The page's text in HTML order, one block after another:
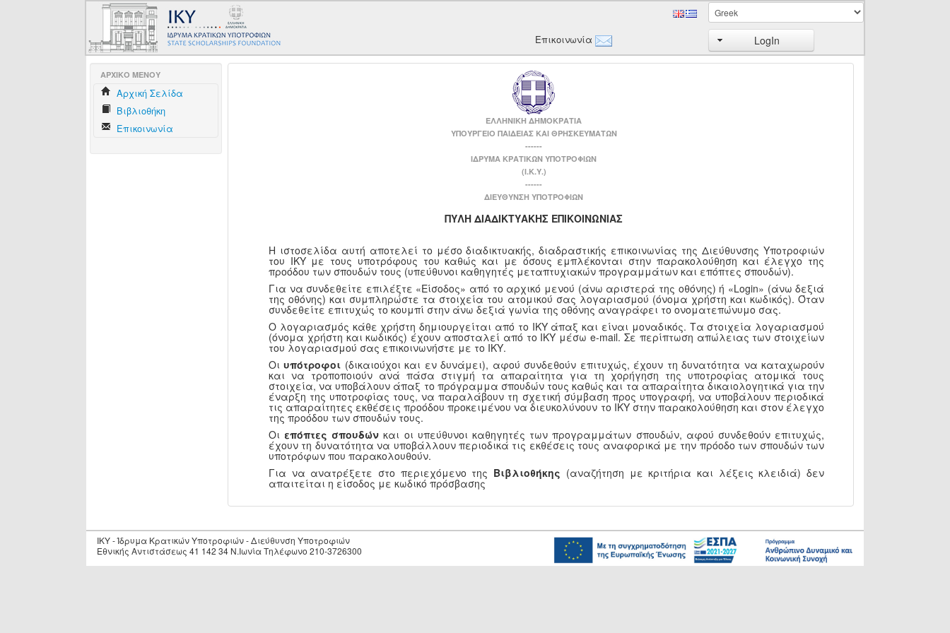
LogIn
Επικοινωνία
AΡΧΙΚΟ ΜΕΝΟΥ
Aρχική Σελίδα
Βιβλιοθήκη
Επικοινωνία
ΕΛΛΗΝΙΚΗ ΔΗΜΟΚΡΑΤΙΑ
ΥΠΟΥΡΓΕΙΟ ΠΑΙΔΕΙΑΣ ΚΑΙ ΘΡΗΣΚΕΥΜΑΤΩΝ
------
ΙΔΡΥΜΑ ΚΡΑΤΙΚΩΝ ΥΠΟΤΡΟΦΙΩΝ
(Ι.Κ.Υ.)
------
ΔΙΕΥΘΥΝΣΗ ΥΠΟΤΡΟΦΙΩΝ
ΠΥΛΗ ΔΙΑΔΙΚΤΥΑΚΗΣ ΕΠΙΚΟΙΝΩΝΙΑΣ
Η ιστοσελίδα αυτή αποτελεί το μέσο διαδικτυακής, διαδραστικής επικοινωνίας της Διεύθυνσης Υποτροφιών
του ΙΚΥ με τους υποτρόφους του καθώς και με όσους εμπλέκονται στην παρακολούθηση και έλεγχο της
προόδου των σπουδών τους (υπεύθυνοι καθηγητές μεταπτυχιακών προγραμμάτων και επόπτες σπουδών).
Για να συνδεθείτε επιλέξτε «Είσοδος» από το αρχικό μενού (άνω αριστερά της οθόνης) ή «Login» (άνω δεξιά
της οθόνης) και συμπληρώστε τα στοιχεία του ατομικού σας λογαριασμού (όνομα χρήστη και κωδικός). Όταν
συνδεθείτε επιτυχώς το κουμπί στην άνω δεξιά γωνία της οθόνης αναγράφει το ονοματεπώνυμο σας.
Ο λογαριασμός κάθε χρήστη δημιουργείται από το ΙΚΥ άπαξ και είναι μοναδικός. Τα στοιχεία λογαριασμού
(όνομα χρήστη και κωδικός) έχουν αποσταλεί από το ΙΚΥ μέσω e-mail. Σε περίπτωση απώλειας των στοιχείων
του λογαριασμού σας επικοινωνήστε με το ΙΚΥ.
Οιυπότροφοι (δικαιούχοι και εν δυνάμει), αφού συνδεθούν επιτυχώς, έχουν τη δυνατότητα να καταχωρούν
και να τροποποιούν ανά πάσα στιγμή τα απαραίτητα για τη χορήγηση της υποτροφίας ατομικά τους
στοιχεία, να υποβάλουν άπαξ το πρόγραμμα σπουδών τους καθώς και τα απαραίτητα δικαιολογητικά για την
έναρξη της υποτροφίας τους, να παραλάβουν τη σχετική σύμβαση προς υπογραφή, να υποβάλουν περιοδικά
τις απαραίτητες εκθέσεις προόδου προκειμένου να διευκολύνουν το ΙΚΥ στην παρακολούθηση και στον έλεγχο
της προόδου των σπουδών τους.
Οι επόπτες σπουδών και οι υπεύθυνοι καθηγητές των προγραμμάτων σπουδών, αφού συνδεθούν επιτυχώς,
έχουν τη δυνατότητα να υποβάλλουν περιοδικά τις εκθέσεις τους αναφορικά με την πρόοδο των σπουδών των
υποτρόφων που παρακολουθούν.
Για να ανατρέξετε στο περιεχόμενο της Βιβλιοθήκης (αναζήτηση με κριτήρια και λέξεις κλειδιά) δεν
απαιτείται η είσοδος με κωδικό πρόσβασης
IKY - Ίδρυμα Κρατικών Υποτροφιών - Διεύθυνση Υποτροφιών
Εθνικής Αντιστάσεως 41 142 34 Ν.Ιωνία Τηλέφωνο 210-3726300